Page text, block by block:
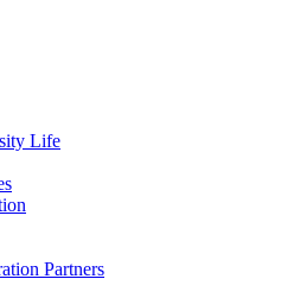
Life
Partners